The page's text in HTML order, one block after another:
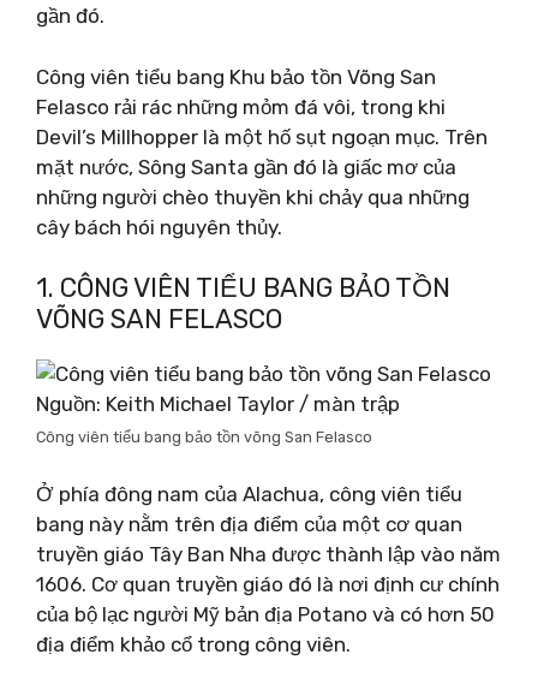
gần đó.
Công viên tiểu bang Khu bảo tồn Võng San
Felasco rải rác những mỏm đá vôi, trong khi
Devil’s Millhopper là một hố sụt ngoạn mục. Trên
mặt nước, Sông Santa gần đó là giấc mơ của
những người chèo thuyền khi chảy qua những
cây bách hói nguyên thủy.
1. CÔNG VIÊN TIỂU BANG BẢO TỒN
VÕNG SAN FELASCO
Nguồn: Keith Michael Taylor / màn trập
Công viên tiểu bang bảo tồn võng San Felasco
Ở phía đông nam của Alachua, công viên tiểu
bang này nằm trên địa điểm của một cơ quan
truyền giáo Tây Ban Nha được thành lập vào năm
1606. Cơ quan truyền giáo đó là nơi định cư chính
của bộ lạc người Mỹ bản địa Potano và có hơn 50
địa điểm khảo cổ trong công viên.